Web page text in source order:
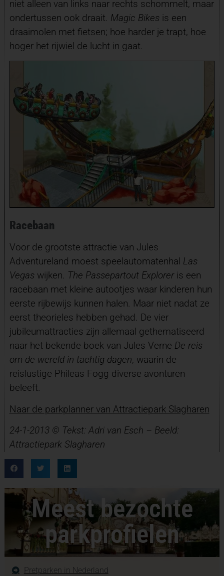
niet alleen van links naar rechts schommelt, maar
ondertussen ook draait. Magic Bikesis een
draaimolen met fietsen; hoe harder je trapt, hoe
hoger het rijwiel de lucht in gaat.
Racebaan
Voor de grootste attractie van Jules
Adventureland moest speelautomatenhal Las
Vegaswijken. The Passepartout Exploreris een
racebaan met kleine autootjes waar kinderen hun
eerste rijbewijs kunnen halen. Maar niet nadat ze
eerst theorieles hebben gehad. De vier
jubileumattracties zijn allemaal gethematiseerd
naar het bekende boek van Jules Verne De reis
om de wereld in tachtig dagen, waarin de
reislustige Phileas Fogg diverse avonturen
beleeft.
Naar de parkplanner van Attractiepark Slagharen
24-1-2013 © Tekst: Adri van Esch – Beeld:
Attractiepark Slagharen
Meest bezochte
parkprofielen
Pretparken in Nederland